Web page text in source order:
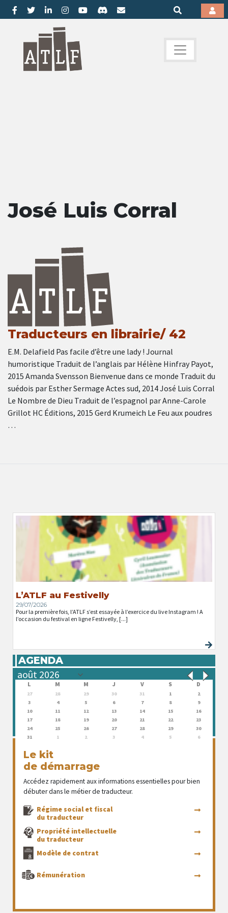
José Luis Corral
Traducteurs en librairie/ 42
E.M. Delafield Pas facile d’être une lady ! Journal
humoristique Traduit de l’anglais par Hélène Hinfray Payot,
2015 Amanda Svensson Bienvenue dans ce monde Traduit du
suédois par Esther Sermage Actes sud, 2014 José Luis Corral
Le Nombre de Dieu Traduit de l’espagnol par Anne-Carole
Grillot HC Éditions, 2015 Gerd Krumeich Le Feu aux poudres
…
L’ATLF au Festivelly
29/07/2026
Pour la première fois, l’ATLF s’est essayée à l’exercice du live Instagram ! A
l’occasion du festival en ligne Festivelly, [...]
AGENDA
L M M J V S D
27 28 29 30 31 1
2
3
4 5 6 7 8
9
10
11 12 13 14 15
16
17
18 19 20 21 22
23
24
25 26 27 28 29
30
31
1 2 3 4 5 6
Le kit
de démarrage
Accédez rapidement aux informations essentielles pour bien
débuter dans le métier de traducteur.
Régime social et fiscal
du traducteur
Propriété intellectuelle
du traducteur
Modèle de contrat
Rémunération